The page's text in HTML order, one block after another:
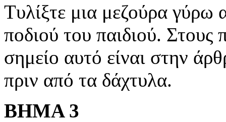
Τυλίξτε μια μεζούρα
ποδιού του παιδιού.
σημείο αυτό είναι στην
πριν από τα δάχτυλα.
ΒΗΜΑ 3